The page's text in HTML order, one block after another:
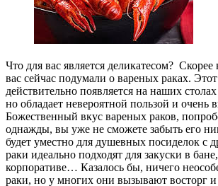
Что для вас является деликатесом? Скорее
вас сейчас подумали о вареных раках.
действительно появляется на наших
но обладает невероятной пользой и очень
Божественный вкус вареных раков,
однажды, вы уже не сможете забыть его
будет уместно для душевных посиделок с
раки идеально подходят для закуски в
корпоративе… Казалось бы, ничего
раки, но у многих они вызывают восторг